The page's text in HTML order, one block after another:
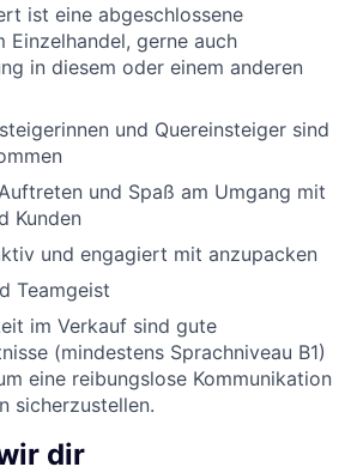
ist eine abgeschlossene
Einzelhandel, gerne auch
in diesem oder einem anderen
und Quereinsteiger sind
und Spaß am Umgang mit
Kunden
und engagiert mit anzupacken
Teamgeist
im Verkauf sind gute
(mindestens Sprachniveau B1)
eine reibungslose Kommunikation
sicherzustellen.
dir